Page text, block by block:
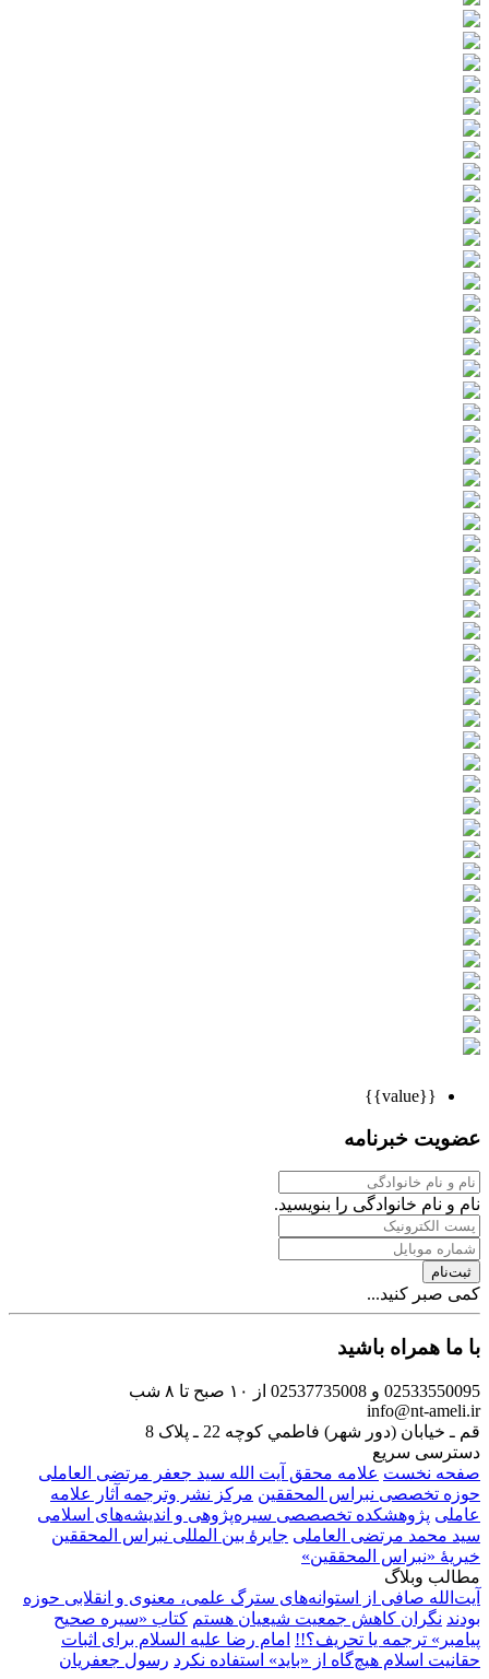
{{value}}
عضویت خبرنامه
نام و نام خانوادگی را بنویسید.
ثبت‌نام
کمی صبر کنید...
با ما همراه باشید
02533550095 و 02537735008
از ۱۰ صبح تا ۸ شب
info@nt-ameli.ir
قم ـ خيابان (دور شهر) فاطمي كوچه 22 ـ پلاک 8
دسترسی سریع
صفحه نخست علامه محقق آیت الله سید جعفر مرتضی العاملی
حوزه تخصصی نبراس المحققین مركز نشر وترجمه آثار علامه
عاملی پژوهشكده تخصصصى سیره‌پژوهی و اندیشه‌های اسلامی
سید محمد مرتضی العاملی جايرهٔ بین المللی نبراس المحققین
خيريهٔ «نبراس المحققين»
مطالب وبلاگ
آیت‌الله صافی از استوانه‌های سترگ علمی، معنوی و انقلابی حوزه‌
بودند نگران کاهش جمعيت شيعيان هستم کتاب «سیره صحیح
پیامبر» ترجمه یا تحریف؟!! امام رضا عليه السلام براى اثبات
حقانيت اسلام هيچ‌گاه از «بايد» استفاده نکرد رسول جعفریان